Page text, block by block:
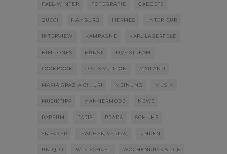
FALL-WINTER FOTOGRAFIE GADGETS
GUCCI HAMBURG HERMÈS INTERIEUR
INTERVIEW KAMPAGNE KARL LAGERFELD
KIM JONES KUNST LIVE STREAM
LOOKBOOK LOUIS VUITTON MAILAND
MARIA GRAZIA CHIURI MEINUNG MUSIK
MUSIKTIPP MÄNNERMODE NEWS
PARFUM PARIS PRADA SCHUHE
SNEAKER TASCHEN VERLAG UHREN
UNIQLO WIRTSCHAFT WOCHENRÜCKBLICK